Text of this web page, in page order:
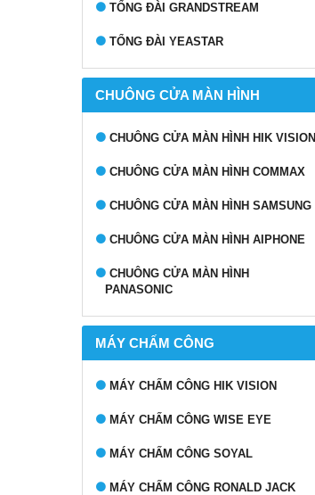
TỔNG ĐÀI GRANDSTREAM
TỔNG ĐÀI YEASTAR
CHUÔNG CỬA MÀN HÌNH
CHUÔNG CỬA MÀN HÌNH HIK VISION
CHUÔNG CỬA MÀN HÌNH COMMAX
CHUÔNG CỬA MÀN HÌNH SAMSUNG
CHUÔNG CỬA MÀN HÌNH AIPHONE
CHUÔNG CỬA MÀN HÌNH
PANASONIC
MÁY CHẤM CÔNG
MÁY CHẤM CÔNG HIK VISION
MÁY CHẤM CÔNG WISE EYE
MÁY CHẤM CÔNG SOYAL
MÁY CHẤM CÔNG RONALD JACK